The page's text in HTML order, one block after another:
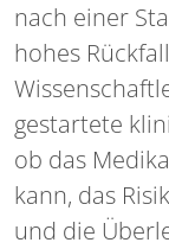
nach einer
hohes
gestartete
ob das
kann, das
und die